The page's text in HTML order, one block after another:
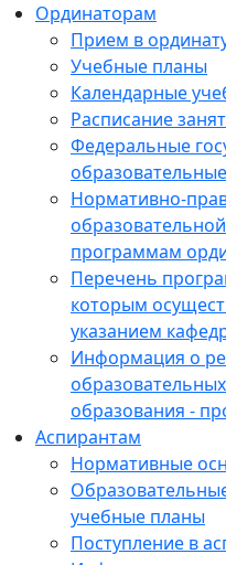
Ординаторам
Прием в
Учебные планы
Календарные
Расписание
Федеральные
Нормативно-
программам
Перечень
которым
указанием
Информация о
образования -
Аспирантам
Нормативные
учебные планы
Поступление в